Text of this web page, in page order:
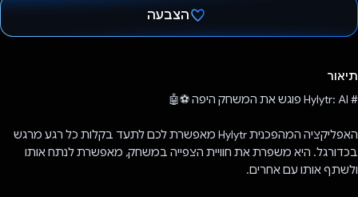
הצבעה
תיאור
# Hylytr: AI פוגש את המשחק היפה ⚽🤖
האפליקציה המהפכנית Hylytr מאפשרת לכם לתעד בקלות כל רגע מרגש
בכדורגל. היא משפרת את חוויית הצפייה במשחק, מאפשרת לנתח אותו
ולשתף אותו עם אחרים.